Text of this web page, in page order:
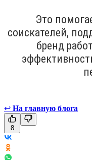
Это
соискателей,
бренд
↩ На главную блога
8